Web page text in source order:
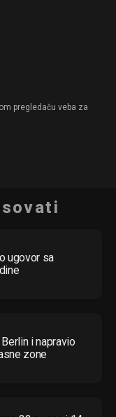
pregledaču veba za
ugovor sa
i napravio
zone